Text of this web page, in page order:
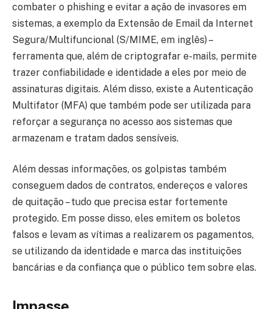
combater o phishing e evitar a ação de invasores em
sistemas, a exemplo da Extensão de Email da Internet
Segura/Multifuncional (S/MIME, em inglês) –
ferramenta que, além de criptografar e-mails, permite
trazer confiabilidade e identidade a eles por meio de
assinaturas digitais. Além disso, existe a Autenticação
Multifator (MFA) que também pode ser utilizada para
reforçar a segurança no acesso aos sistemas que
armazenam e tratam dados sensíveis.
Além dessas informações, os golpistas também
conseguem dados de contratos, endereços e valores
de quitação – tudo que precisa estar fortemente
protegido. Em posse disso, eles emitem os boletos
falsos e levam as vítimas a realizarem os pagamentos,
se utilizando da identidade e marca das instituições
bancárias e da confiança que o público tem sobre elas.